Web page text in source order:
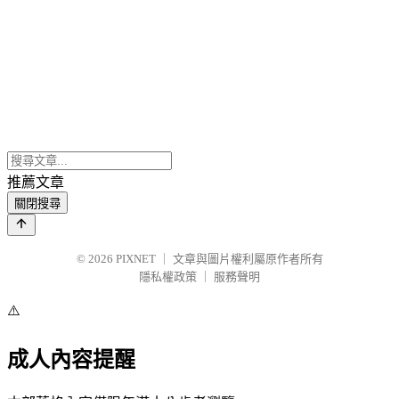
推薦文章
關閉搜尋
© 2026 PIXNET
文章與圖片權利屬原作者所有
隱私權政策
服務聲明
⚠️
成人內容提醒